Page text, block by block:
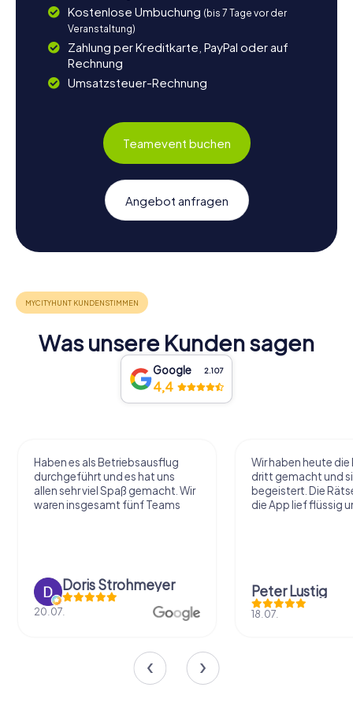
Kostenlose Umbuchung (bis 7 Tage vor der
Veranstaltung)
Zahlung per Kreditkarte, PayPal oder auf
Rechnung
Umsatzsteuer-Rechnung
Teamevent buchen
Angebot anfragen
Was unsere Kunden sagen
Google 2.107
4,4
Haben es als Betriebsausflug
durchgeführt und es hat uns
allen sehr viel Spaß gemacht. Wir
waren insgesamt fünf Teams
Doris Strohmeyer
20.07.
Wir haben heute die
dritt gemacht und
begeistert. Die
die App lief flüssig
Peter Lustig
18.07.